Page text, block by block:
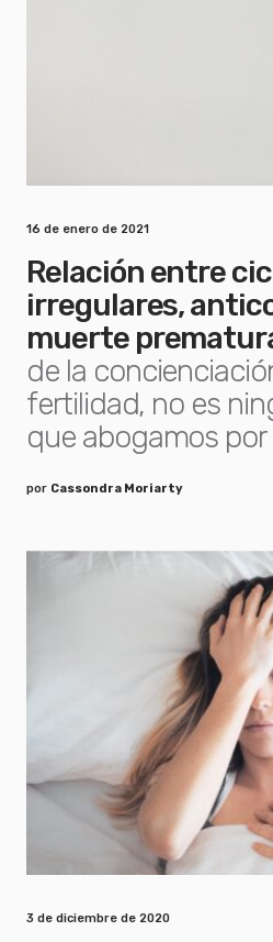
16 de enero de 2021
Relación entre
irregulares,
muerte
de la
fertilidad, no es
que abogamos por
por Cassondra Moriarty
3 de diciembre de 2020